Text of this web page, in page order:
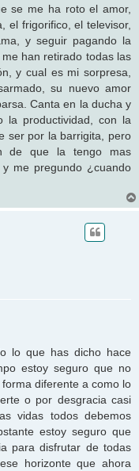
se me ha roto el amor,
el frigorifico, el televisor,
y seguir pagando la
han retirado todas las
y cual es mi sorpresa,
su nuevo amor
Canta en la ducha y
la productividad, con la
ser por la barrigita, pero
de que la tengo mas
me pregundo ¿cuando
lo que has dicho hace
estoy seguro que no
diferente a como lo
o por desgracia casi
vidas todos debemos
estoy seguro que
para disfrutar de todas
horizonte que ahora